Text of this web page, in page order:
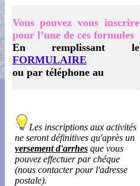
Vous pouvez vous inscrire
pour l’une de ces formules
En remplissant le
FORMULAIRE
ou par téléphone au
Les inscriptions aux activités
ne seront définitives qu'après un
versement d'arrhes que vous
pouvez effectuer par chéque
(nous contacter pour l'adresse
postale).